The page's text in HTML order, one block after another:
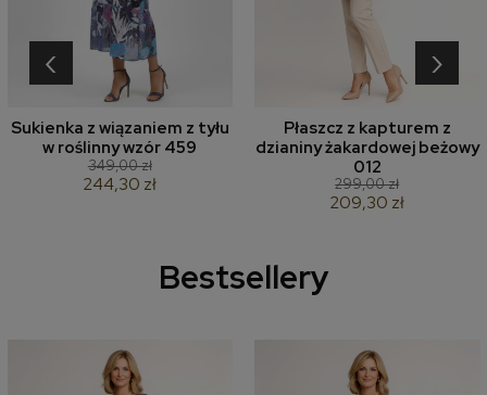
Sukienka z wiązaniem z tyłu
w roślinny wzór 459
349,00 zł
244,30 zł
Płaszcz z kapturem z
dzianiny żakardowej beżowy
012
299,00 zł
209,30 zł
‹ ›
Bestsellery